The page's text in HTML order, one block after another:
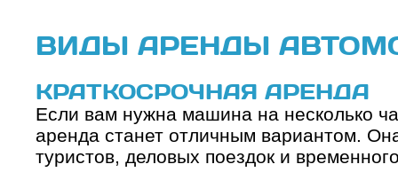
ВИДЫ АРЕНДЫ
КРАТКОСРОЧНАЯ АРЕНДА
Если вам нужна машина на несколько
аренда станет отличным вариантом.
туристов, деловых поездок и